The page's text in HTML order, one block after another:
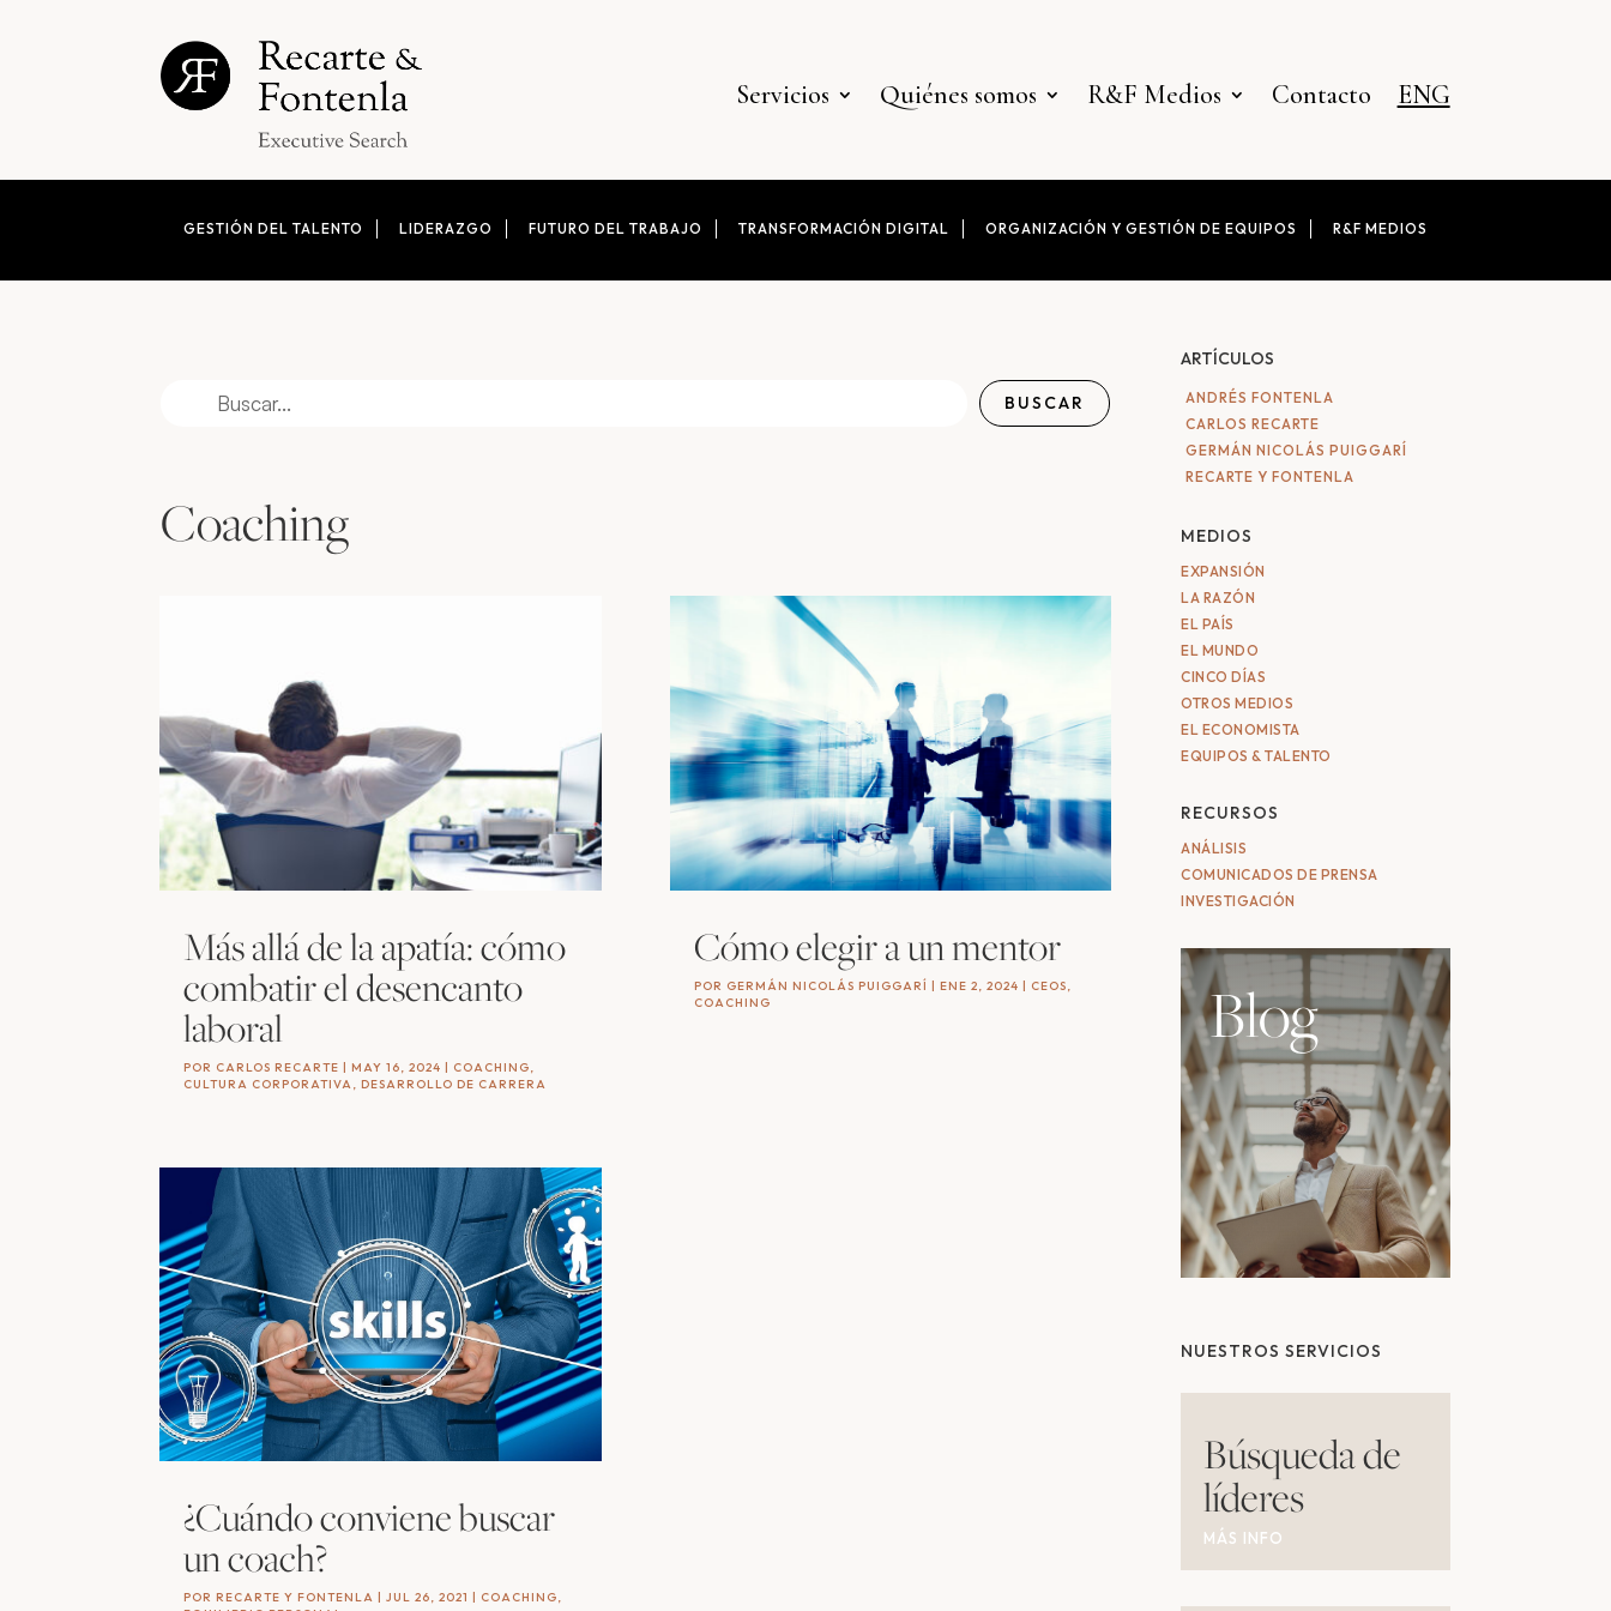
Servicios Quiénes somos R&F Medios Contacto ENG
GESTIÓN DEL TALENTO LIDERAZGO FUTURO DEL TRABAJO TRANSFORMACIÓN DIGITAL ORGANIZACIÓN Y GESTIÓN DE EQUIPOS R&F MEDIOS
BUSCAR
Coaching
Más allá de la apatía: cómo
combatir el desencanto
laboral
POR CARLOS RECARTE |MAY 16, 2024 | COACHING,
CULTURA CORPORATIVA,DESARROLLO DE CARRERA
¿Cuándo conviene buscar
un coach?
PORRECARTE Y FONTENLA |JUL 26, 2021 | COACHING,
Cómo elegir a un mentor
POR GERMÁN NICOLÁS PUIGGARÍ | ENE 2, 2024 | CEOS,
COACHING
ARTÍCULOS
ANDRÉS FONTENLA
CARLOS RECARTE
GERMÁN NICOLÁS PUIGGARÍ
RECARTE Y FONTENLA
MEDIOS
EXPANSIÓN
LA RAZÓN
EL PAÍS
EL MUNDO
CINCO DÍAS
OTROS MEDIOS
EL ECONOMISTA
EQUIPOS & TALENTO
RECURSOS
ANÁLISIS
COMUNICADOS DE PRENSA
INVESTIGACIÓN
Blog
NUESTROS SERVICIOS
Búsqueda de
líderes
MÁS INFO